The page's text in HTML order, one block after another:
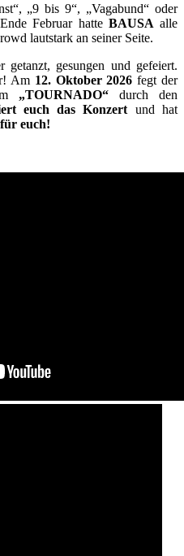
„9 bis 9“, „Vagabund“ oder
Februar hatte BAUSA alle
lautstark an seiner Seite.
gesungen und gefeiert.
Am 12. Oktober 2026 fegt der
„TOURNADO“ durch den
euch das Konzert und hat
euch!